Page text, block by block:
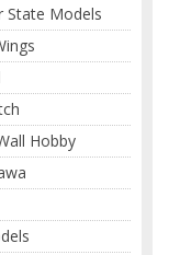
State Models
Hobby